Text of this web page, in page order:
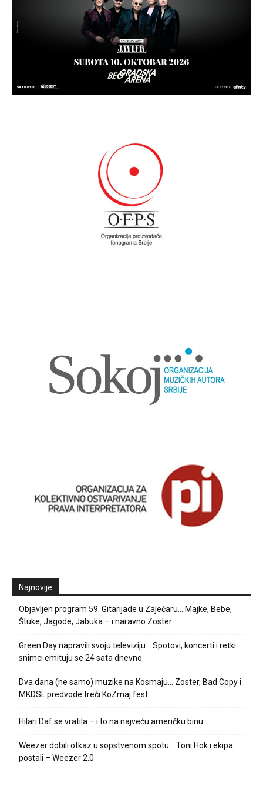
Najnovije
Objavljen program 59. Gitarijade u Zaječaru… Majke, Bebe,
Štuke, Jagode, Jabuka – i naravno Zoster
Green Day napravili svoju televiziju… Spotovi, koncerti i retki
snimci emituju se 24 sata dnevno
Dva dana (ne samo) muzike na Kosmaju… Zoster, Bad Copy i
MKDSL predvode treći KoZmaj fest
Hilari Daf se vratila – i to na najveću američku binu
Weezer dobili otkaz u sopstvenom spotu… Toni Hok i ekipa
postali – Weezer 2.0